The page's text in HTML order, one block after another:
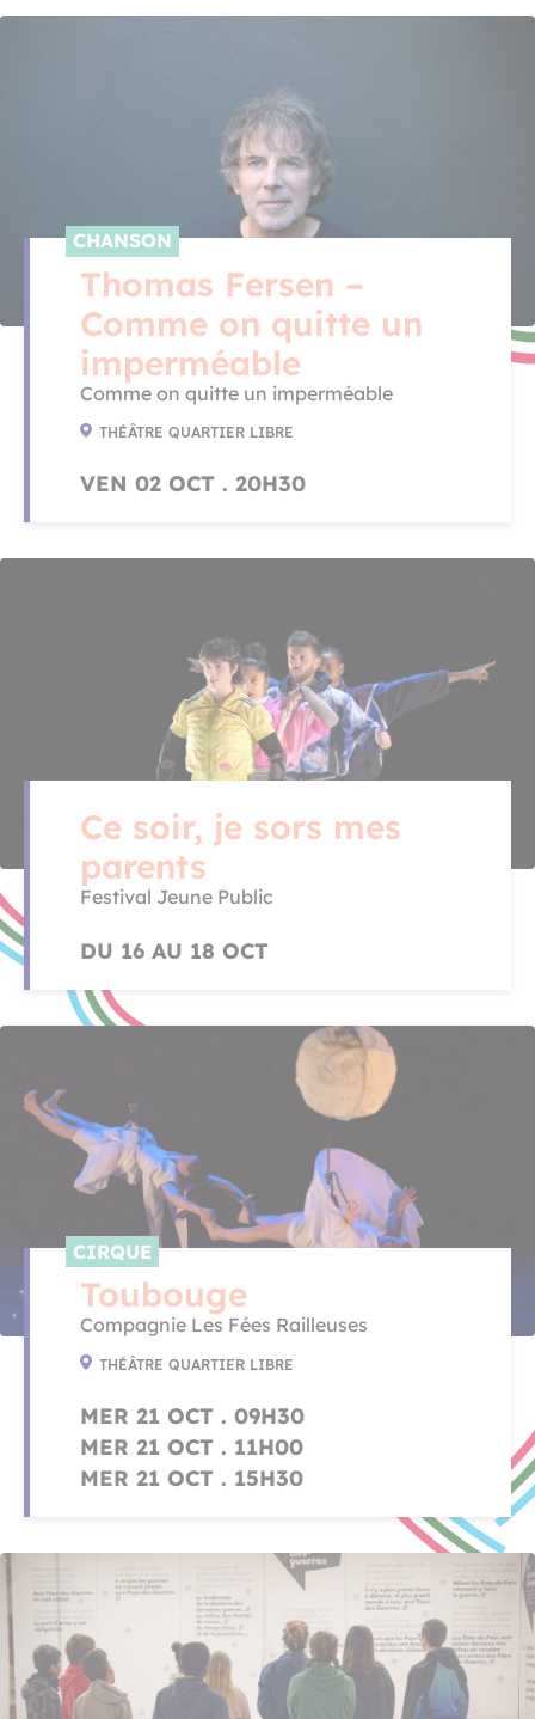
CHANSON
Thomas Fersen –
Comme on quitte un
imperméable
Comme on quitte un imperméable
THÉÂTRE QUARTIER LIBRE
VEN 02 OCT . 20H30
Ce soir, je sors mes
parents
Festival Jeune Public
DU 16 AU 18 OCT
CIRQUE
Toubouge
Compagnie Les Fées Railleuses
THÉÂTRE QUARTIER LIBRE
MER 21 OCT . 09H30
MER 21 OCT . 11H00
MER 21 OCT . 15H30